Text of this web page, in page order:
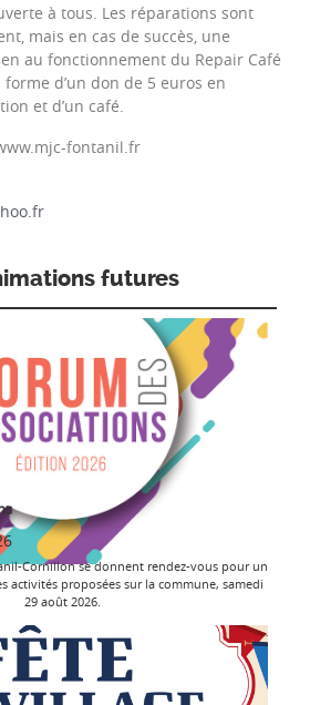
à tous. Les réparations sont
mais en cas de succès, une
au fonctionnement du Repair Café
d’un don de 5 euros en
et d’un café.
fontanil.fr
futures
Cornillon se donnent rendez-vous pour un
activités proposées sur la commune, samedi
29 août 2026.